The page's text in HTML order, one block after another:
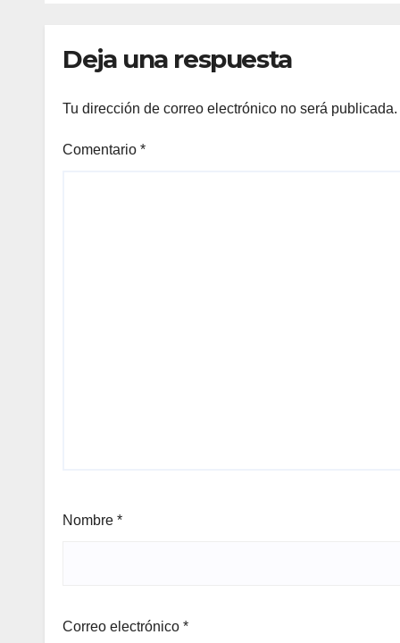
Deja una respuesta
Tu dirección de correo electrónico no será publicada.
Comentario *
Nombre *
Correo electrónico *